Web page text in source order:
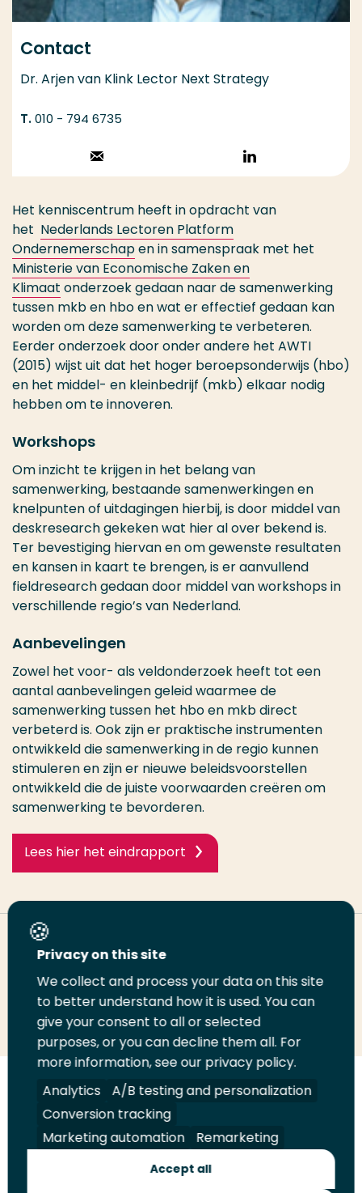
Contact
Dr. Arjen van Klink Lector Next Strategy
010 - 794 6735
Stuur een email
Volg op
LinkedIn
Het kenniscentrum heeft in opdracht van
het Nederlands Lectoren Platform
Ondernemerschapen in samenspraak met het
Ministerie van Economische Zaken en
Klimaat onderzoek gedaan naar de samenwerking
tussen mkb en hbo en wat er effectief gedaan kan
worden om deze samenwerking te verbeteren.
Eerder onderzoek door onder andere het AWTI
(2015) wijst uit dat het hoger beroepsonderwijs (hbo)
en het middel- en kleinbedrijf (mkb) elkaar nodig
hebben om te innoveren.
Workshops
Om inzicht te krijgen in het belang van
samenwerking, bestaande samenwerkingen en
knelpunten of uitdagingen hierbij, is door middel van
deskresearch gekeken wat hier al over bekend is.
Ter bevestiging hiervan en om gewenste resultaten
en kansen in kaart te brengen, is er aanvullend
fieldresearch gedaan door middel van workshops in
verschillende regio’s van Nederland.
Aanbevelingen
Zowel het voor- als veldonderzoek heeft tot een
aantal aanbevelingen geleid waarmee de
samenwerking tussen het hbo en mkb direct
verbeterd is. Ook zijn er praktische instrumenten
ontwikkeld die samenwerking in de regio kunnen
stimuleren en zijn er nieuwe beleidsvoorstellen
ontwikkeld die de juiste voorwaarden creëren om
samenwerking te bevorderen.
Lees hier het eindrapport
Deel deze pagina
Deel
LinkedIn
Deel
op
Twitter
Deel
op
Facebook
Email
deze
pagina
Print
deze
pagina
Volg
ons
op
LinkedIn
Volg
ons
op
Facebook
Volg
ons
op
YouTube
Volg
ons
op
Instagram
Juridisch Security A-Z Index
Contact
Privacy on this site
We collect and process your data on this site
to better understand how it is used. You can
give your consent to all or selected
purposes, or you can decline them all. For
more information, see our privacy policy.
Analytics
A/B testing and personalization
Conversion tracking
Marketing automation
Remarketing
Accept all